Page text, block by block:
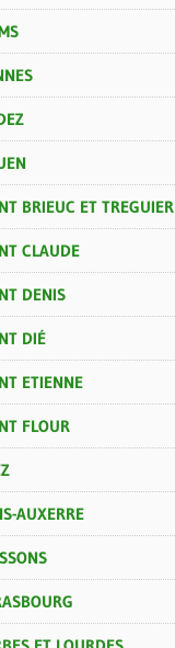
BRIEUC ET TREGUIER
CLAUDE
DENIS
DIÉ
ETIENNE
FLOUR
AUXERRE